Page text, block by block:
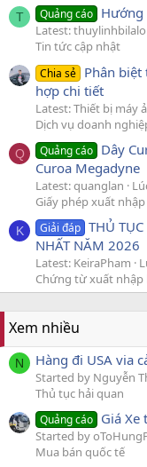
T Quảng cáo Hướng
Latest: thuylinhbilalo
Tin tức cập nhật
Chia sẻ Phân
hợp chi tiết
Latest: Thiết bị máy
Dịch vụ doanh
Q Quảng cáo Dây
Curoa Megadyne
Latest: quanglan
Giấy phép xuất
K Giải đáp THỦ
NHẤT NĂM 2026
Latest: KeiraPham
Chứng từ xuất nhập
Xem nhiều
N Hàng đi USA via
Started by Nguyễn
Thủ tục hải quan
Quảng cáo Giá Xe
Started by
Mua bán quốc tế